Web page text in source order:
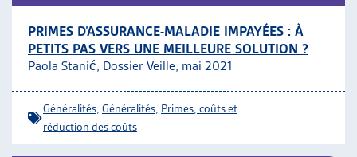
PRIMES D’ASSURANCE-MALADIE IMPAYÉES : À
PETITS PAS VERS UNE MEILLEURE SOLUTION ?
Paola Stanić, Dossier Veille, mai 2021
Généralités Généralités Primes, coûts et
réduction des coûts